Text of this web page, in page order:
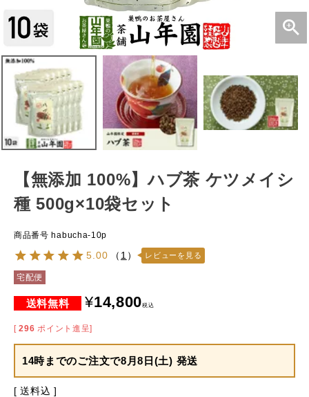
【無添加 100%】ハブ茶 ケツメイシ
種 500g×10袋セット
商品番号 habucha-10p
5.00 （ 1 ） レビューを見る
宅配便
¥14,800税込
[ 296 ポイント進呈]
14時までのご注文で8月8日(土) 発送
送料込